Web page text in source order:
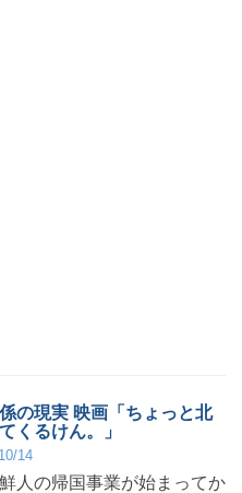
の現実 映画「ちょっと北
くるけん。」
14
人の帰国事業が始まってか